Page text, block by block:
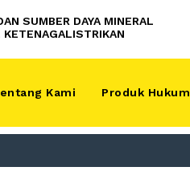
SUMBER DAYA MINERAL
KETENAGALISTRIKAN
Kami Produk Hukum